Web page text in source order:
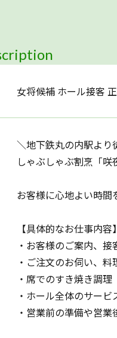
女将候補 ホール接客
＼地下鉄丸の内駅より
しゃぶしゃぶ割烹「咲
お客様に心地よい時間
【具体的なお仕事内容】
・お客様のご案内、接
・ご注文のお伺い、
・席でのすき焼き調理
・ホール全体のサービ
・営業前の準備や営業